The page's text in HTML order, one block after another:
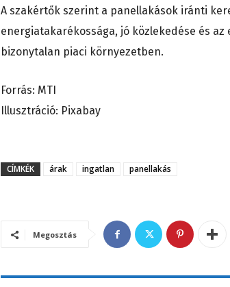
A szakértők szerint a panellakások iránti
energiatakarékossága, jó közlekedése és
bizonytalan piaci környezetben.
Forrás: MTI
Illusztráció: Pixabay
CÍMKÉK árak ingatlan panellakás
Megosztás